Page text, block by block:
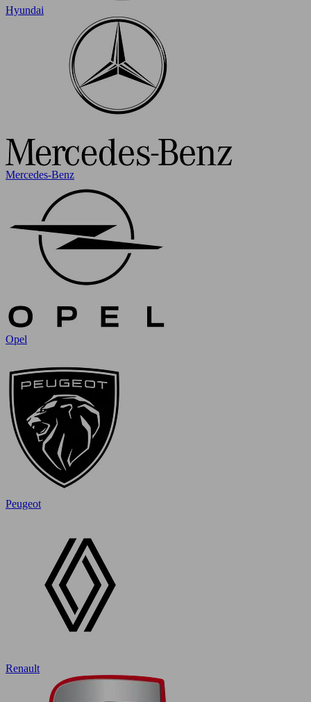
Hyundai
Mercedes-Benz
Opel
Peugeot
Renault